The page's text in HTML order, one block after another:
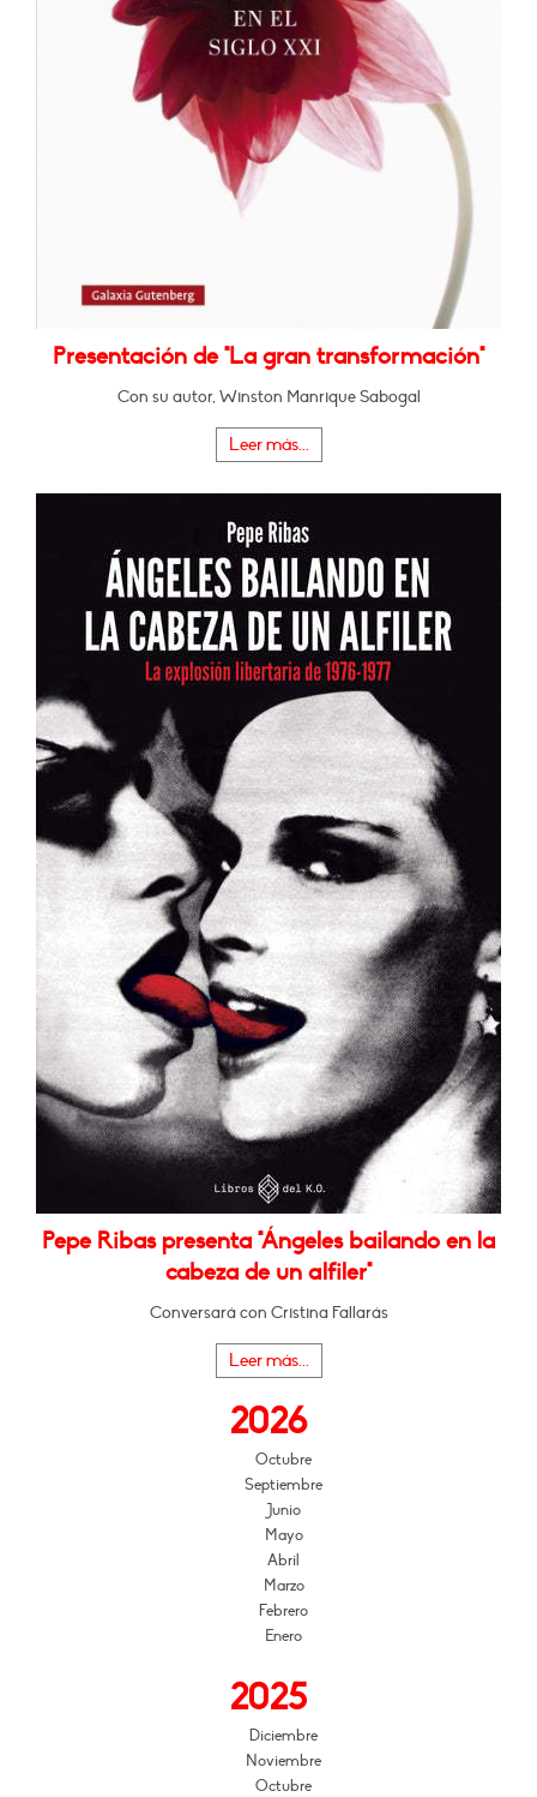
Presentación de "La gran transformación"
Con su autor, Winston Manrique Sabogal
Leer más...
Pepe Ribas presenta "Ángeles bailando en la
cabeza de un alfiler"
Conversará con Cristina Fallarás
Leer más...
2026
Octubre
Septiembre
Junio
Mayo
Abril
Marzo
Febrero
Enero
2025
Diciembre
Noviembre
Octubre